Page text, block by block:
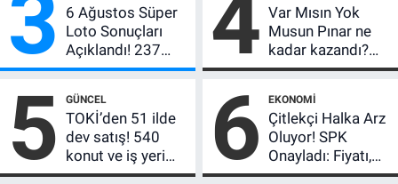
3
6 Ağustos Süper
Loto Sonuçları
Açıklandı! 237
Milyon TL’lik
4 Var Mısın Yok
Musun Pınar ne
kadar kazandı?
Son teklifi
kutusundan
servet çıktı
5 GÜNCEL
TOKİ’den 51 ilde
dev satış! 540
konut ve iş yeri
için 10 yıl vade
6 EKONOMI
Çitlekçi Halka Arz
Oluyor! SPK
Onayladı: Fiyatı,
Lot Sayısı ve